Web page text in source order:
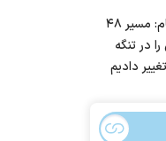
استسنتکام: مسیر ۴۸
در تنگه
دادیم